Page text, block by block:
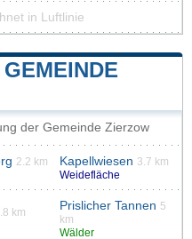
in Luftlinie
der Gemeinde Zierzow
2.2 km
Kapellwiesen 3.7 km
Weidefläche
km
Prislicher Tannen 5
km
Wälder